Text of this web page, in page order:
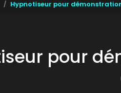
Hypnotiseur pour
pour